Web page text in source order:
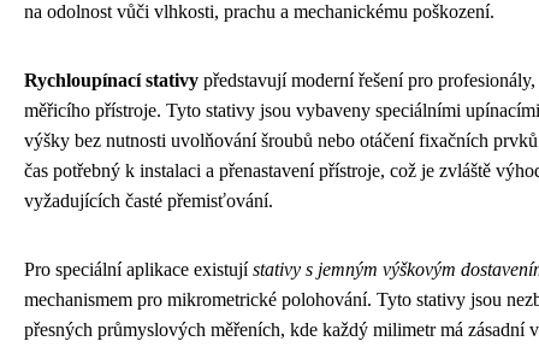
na odolnost vůči vlhkosti, prachu a mechanickému poškození.
Rychloupínací stativy představují moderní řešení pro
měřicího přístroje. Tyto stativy jsou vybaveny speciálními
výšky bez nutnosti uvolňování šroubů nebo otáčení fixačních
čas potřebný k instalaci a přenastavení přístroje, což je zvláště
vyžadujících časté přemisťování.
Pro speciální aplikace existujístativy s jemným výškovým
mechanismem pro mikrometrické polohování. Tyto stativy jsou
přesných průmyslových měřeních, kde každý milimetr má zásadní